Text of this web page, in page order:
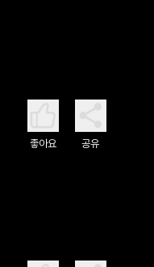
좋아요 공유